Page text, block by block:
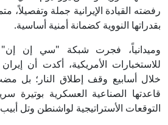
رفضته القيادة الإيرانية جملة وتفصيلاً،
بقدراتها النووية كضمانة أمنية أساسية.
وميدانياً، فجرت شبكة "سي إن إن"
للاستخبارات الأمريكية، أكدت أن
خلال أسابيع وقف إطلاق النار؛ بل
قاعدتها الصناعية العسكرية بوتيرة
التوقعات الأستراتيجية لواشنطن وتل